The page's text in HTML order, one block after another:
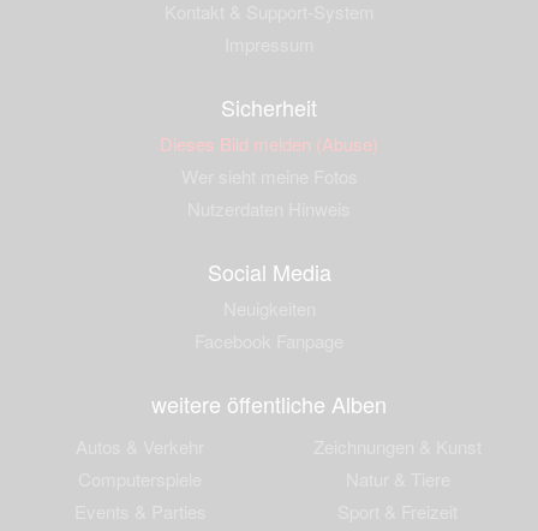
Sicherheit
Dieses Bild melden (Abuse)
Social Media
weitere öffentliche Alben